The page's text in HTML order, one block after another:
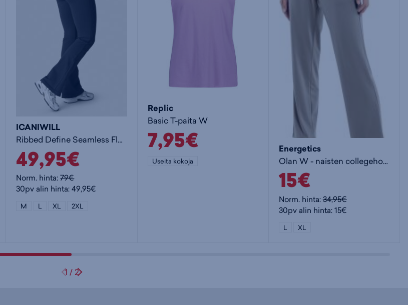
ICANIWILL
Ribbed Define Seamless Flared Tights - naisten pitkät trikoot
49,95€
Norm. hinta:79€
30pv alin hinta: 49,95€
M L XL 2XL
Replic
Basic T-paita W
7,95€
Useita kokoja
Energetics
Olan W - naisten collegehousut
15€
Norm. hinta:34,95€
30pv alin hinta: 15€
L XL
1 / 2